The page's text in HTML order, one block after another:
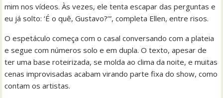
mim nos vídeos. Às vezes, ele tenta escapar das perguntas e
eu já solto: ‘É o quê, Gustavo?’”, completa Ellen, entre risos.
O espetáculo começa com o casal conversando com a plateia
e segue com números solo e em dupla. O texto, apesar de
ter uma base roteirizada, se molda ao clima da noite, e muitas
cenas improvisadas acabam virando parte fixa do show, como
contam os artistas.